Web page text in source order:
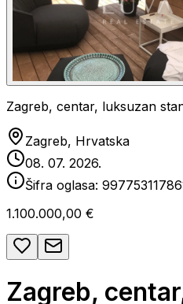
Zagreb, centar, luksuzan
Zagreb, Hrvatska
08. 07. 2026.
Šifra oglasa:
1.100.000,00 €
Zagreb,